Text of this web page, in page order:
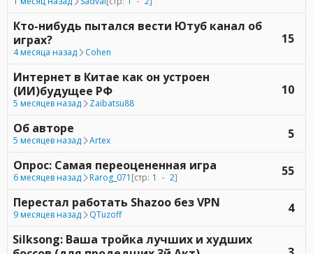
Кто-нибудь пытался вести Ютуб канал об
играх?
4 месяца назад Cohen
15
Интернет в Китае как он устроен
(ИИ)будущее РФ
5 месяцев назад Zaibatsu88
10
Об авторе
5 месяцев назад Artex 5
Опрос: Самая переоцененная игра
6 месяцев назад Rarog_071 [стр: 1 - 2] 55
Перестал работать Shazoo без VPN
9 месяцев назад QTuzoff 4
Silksong: Ваша тройка лучших и худших